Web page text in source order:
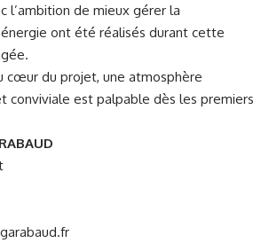
l’ambition de mieux gérer la
ont été réalisés durant cette
cœur du projet, une atmosphère
conviviale est palpable dès les premiers